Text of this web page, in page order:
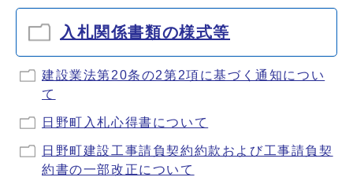
入札関係書類の様式等
建設業法第20条の2第2項に基づく通知につい
て
日野町入札心得書について
日野町建設工事請負契約約款および工事請負契
約書の一部改正について